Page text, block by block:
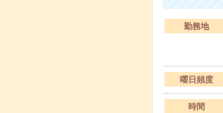
勤務地
曜日頻度
時間